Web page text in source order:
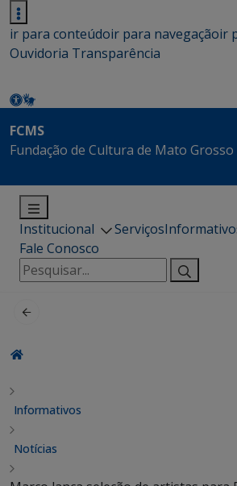
ir para conteúdoir para navegaçãoir
Ouvidoria Transparência
FCMS
Fundação de Cultura de Mato Grosso
Institucional Serviços
Fale Conosco
Pesquisar
por:
Informativos
Notícias